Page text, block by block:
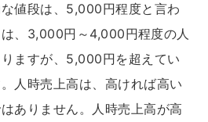
値段は、5,000円程度と言わ
、3,000円～4,000円程度の人
ますが、5,000円を超えてい
人時売上高は、高ければ高い
ありません。人時売上高が高